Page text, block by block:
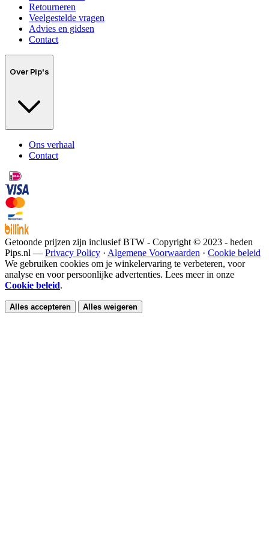
Retourneren
Veelgestelde vragen
Advies en gidsen
Contact
Over Pip's
Ons verhaal
Contact
Getoonde prijzen zijn inclusief BTW - Copyright © 2023 - heden
Pips.nl — Privacy Policy · Algemene Voorwaarden · Cookie beleid
We gebruiken cookies om je winkelervaring te verbeteren, voor
analyse en voor persoonlijke advertenties. Lees meer in onze
Cookie beleid.
Alles accepteren Alles weigeren